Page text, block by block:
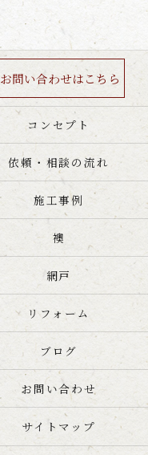
お問い合わせはこちら
コンセプト
依頼・相談の流れ
施工事例
襖
網戸
リフォーム
ブログ
お問い合わせ
サイトマップ